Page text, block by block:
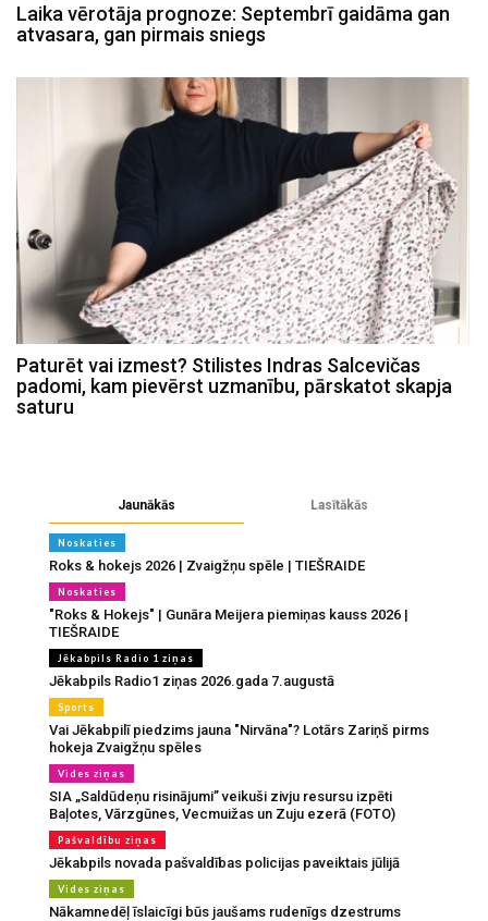
Laika vērotāja prognoze: Septembrī gaidāma gan
atvasara, gan pirmais sniegs
Paturēt vai izmest? Stilistes Indras Salcevičas
padomi, kam pievērst uzmanību, pārskatot skapja
saturu
Jaunākās Lasītākās
Noskaties
Roks & hokejs 2026 | Zvaigžņu spēle | TIEŠRAIDE
Noskaties
"Roks & Hokejs" | Gunāra Meijera piemiņas kauss 2026 |
TIEŠRAIDE
Jēkabpils Radio 1 ziņas
Jēkabpils Radio1 ziņas 2026.gada 7.augustā
Sports
Vai Jēkabpilī piedzims jauna "Nirvāna"? Lotārs Zariņš pirms
hokeja Zvaigžņu spēles
Vides ziņas
SIA „Saldūdeņu risinājumi” veikuši zivju resursu izpēti
Baļotes, Vārzgūnes, Vecmuižas un Zuju ezerā (FOTO)
Pašvaldību ziņas
Jēkabpils novada pašvaldības policijas paveiktais jūlijā
Vides ziņas
Nākamnedēļ īslaicīgi būs jaušams rudenīgs dzestrums